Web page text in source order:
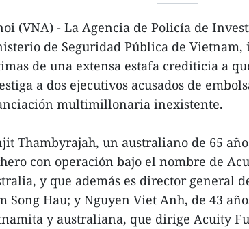
(VNA) - La Agencia de Policía de
de Seguridad Pública de Vietnam,
de una extensa estafa crediticia a
a dos ejecutivos acusados de
multimillonaria inexistente.
Thambyrajah, un australiano de 65
con operación bajo el nombre de
y que además es director general
Song Hau; y Nguyen Viet Anh, de 43
y australiana, que dirige Acuity